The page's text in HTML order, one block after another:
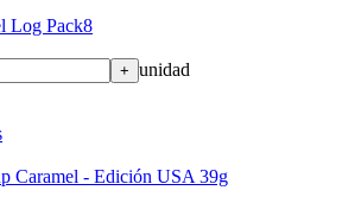
Log Pack8
+ unidad